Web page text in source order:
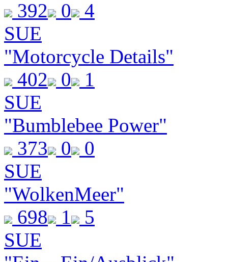
392 0
4
SUE
"Motorcycle Details"
402
0
1
SUE
"Bumblebee Power"
373
0
0
SUE
"WolkenMeer"
698
1
5
SUE